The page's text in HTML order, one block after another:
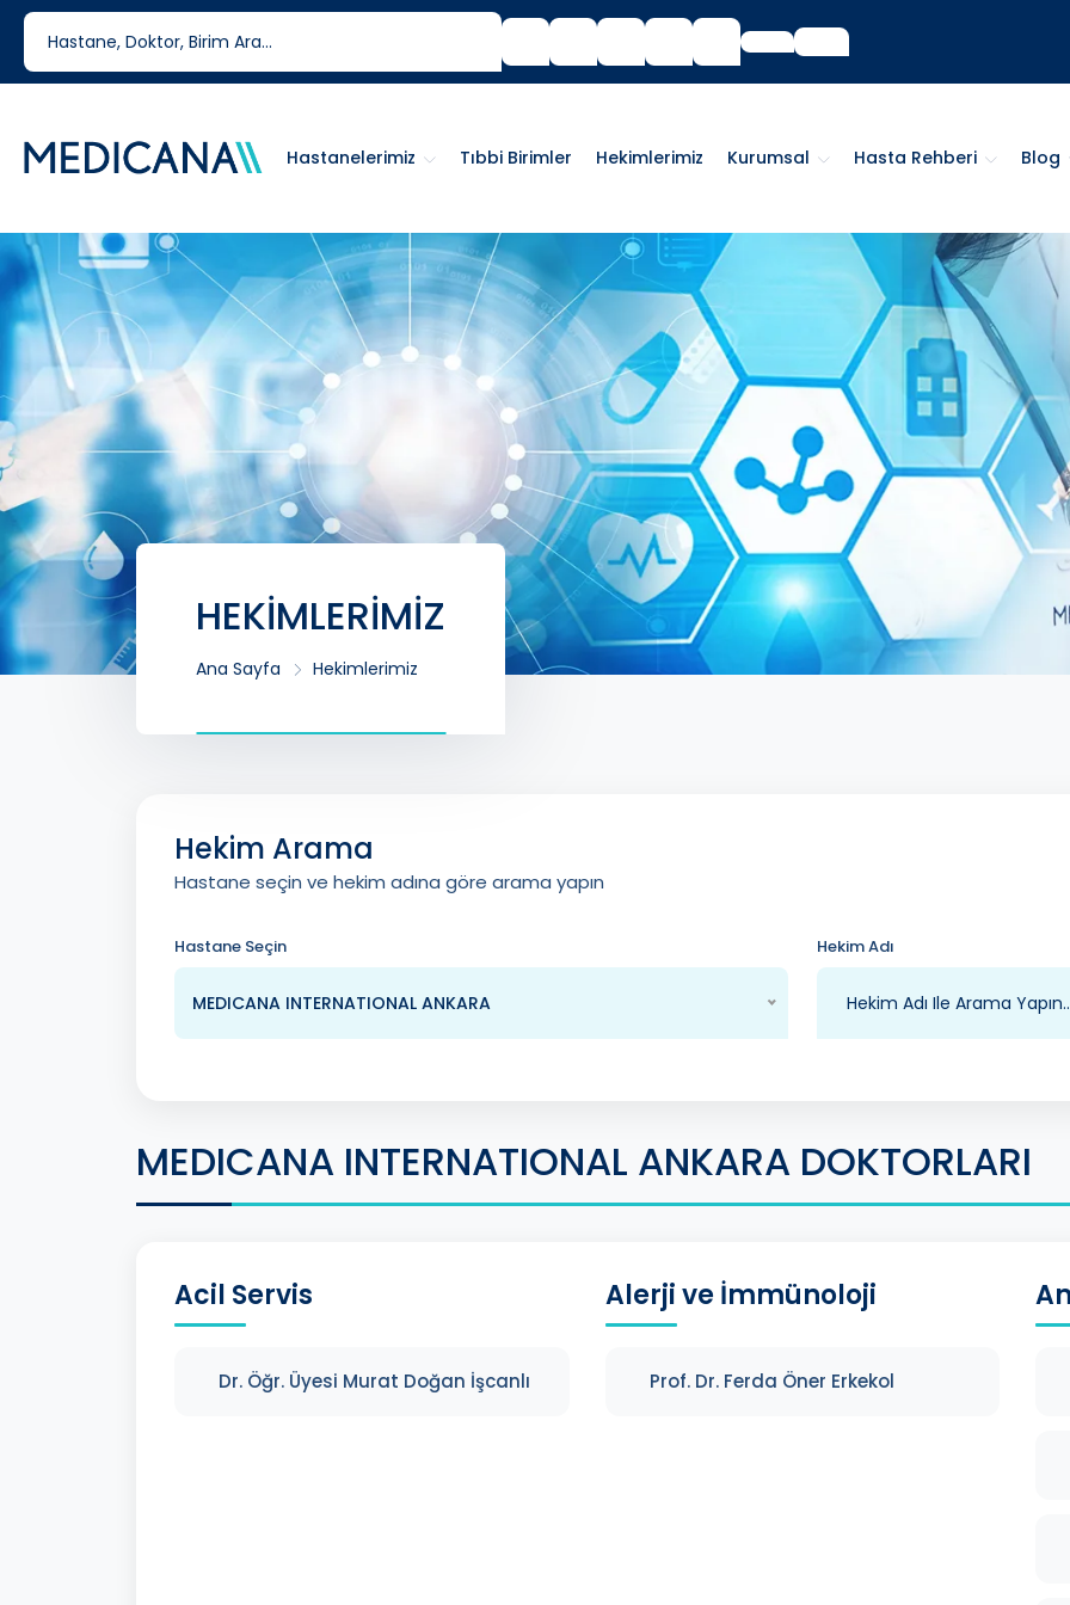
444 6 334
Tıbbi Birimler Hekimlerimiz Kurumsal Hasta Rehberi Blog
Hastanelerimiz
HEKİMLERİMİZ
Ana Sayfa Hekimlerimiz
Hekim Arama
Hastane seçin ve hekim adına göre arama yapın
Hastane Seçin
MEDICANA INTERNATIONAL ANKARA
Hekim Adı
MEDICANA INTERNATIONAL ANKARA DOKTORLARI
Acil Servis
Dr. Öğr. Üyesi Murat Doğan İşcanlı
Alerji ve İmmünoloji
Prof. Dr. Ferda Öner Erkekol